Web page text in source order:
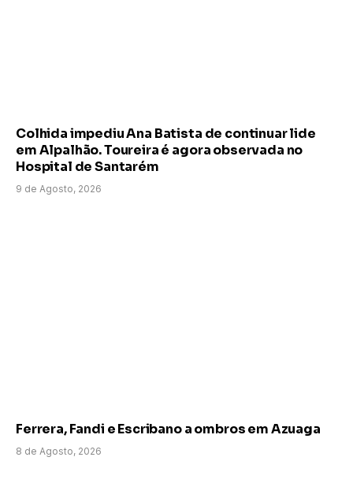
Colhida impediu Ana Batista de continuar lide
em Alpalhão. Toureira é agora observada no
Hospital de Santarém
9 de Agosto, 2026
Ferrera, Fandi e Escribano a ombros em Azuaga
8 de Agosto, 2026